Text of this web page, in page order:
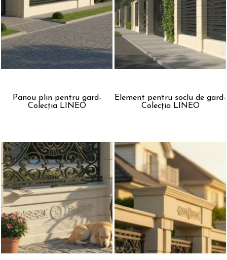
Panou plin pentru gard-
Colecția LINEO
Element pentru soclu de gard-
Colecția LINEO